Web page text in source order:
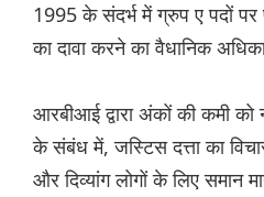
1995 के संदर्भ में ग्रुप ए पदों पर
का दावा करने का वैधानिक
आरबीआई द्वारा अंकों की कमी
के संबंध में, जस्टिस दत्ता का
और दिव्यांग लोगों के लिए समान